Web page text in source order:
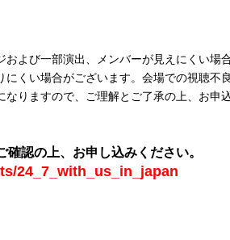
よび一部演出、メンバーが見えにくい場
くい場合がございます。会場での視聴不
りますので、ご理解とご了承の上、お申
認の上、お申し込みください。
24_7_with_us_in_japan